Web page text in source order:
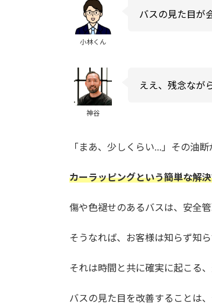
小林くん
バスの見た目が
神谷
ええ、残念なが
「まあ、少しくらい…」その油
カーラッピングという簡単な解
傷や色褪せのあるバスは、安全
そうなれば、お客様は知らず知
それは時間と共に確実に起こる
バスの見た目を改善することは